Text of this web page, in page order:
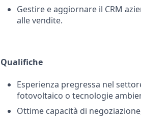
Gestire e aggiornare il CRM
alle vendite.
Qualifiche
Esperienza pregressa nel
fotovoltaico o tecnologie
Ottime capacità di